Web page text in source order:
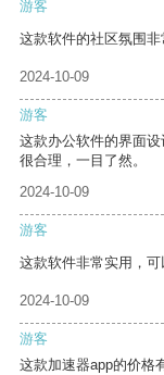
游客
这款软件的社区氛围非
2024-10-09
游客
这款办公软件的界面
很合理，一目了然。
2024-10-09
游客
这款软件非常实用，可
2024-10-09
游客
这款加速器app的价格